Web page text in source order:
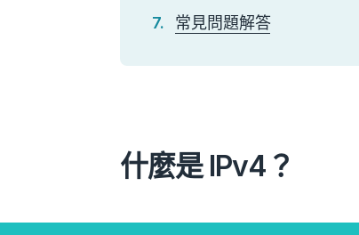
常見問題解答
什麼是 IPv4？